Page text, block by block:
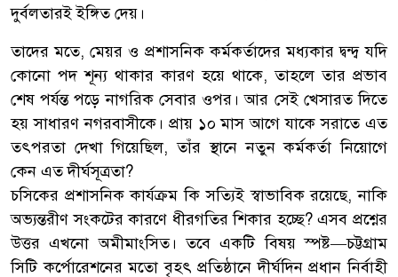
দুর্বলতারই ইঙ্গিত দেয়।
তাদের মতে, মেয়র ও প্রশাসনিক কর্মকর্তাদের মধ্যকার দ্বন্দ্ব যদি
কোনো পদ শূন্য থাকার কারণ হয়ে থাকে, তাহলে তার প্রভাব
শেষ পর্যন্ত পড়ে নাগরিক সেবার ওপর। আর সেই খেসারত দিতে
হয় সাধারণ নগরবাসীকে। প্রায় ১০ মাস আগে যাকে সরাতে এত
তৎপরতা দেখা গিয়েছিল, তাঁর স্থানে নতুন কর্মকর্তা নিয়োগে
কেন এত দীর্ঘসূত্রতা?
চসিকের প্রশাসনিক কার্যক্রম কি সত্যিই স্বাভাবিক রয়েছে, নাকি
অভ্যন্তরীণ সংকটের কারণে ধীরগতির শিকার হচ্ছে? এসব প্রশ্নের
উত্তর এখনো অমীমাংসিত। তবে একটি বিষয় স্পষ্ট—চট্টগ্রাম
সিটি কর্পোরেশনের মতো বৃহৎ প্রতিষ্ঠানে দীর্ঘদিন প্রধান নির্বাহী